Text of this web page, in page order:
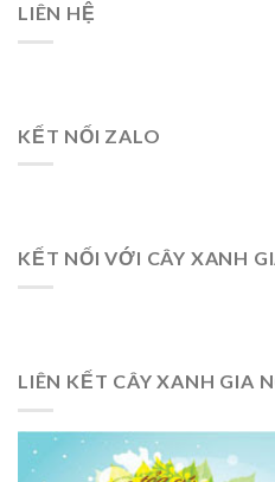
LIÊN HỆ
KẾT NỐI ZALO
KẾT NỐI VỚI CÂY XANH
LIÊN KẾT CÂY XANH GIA